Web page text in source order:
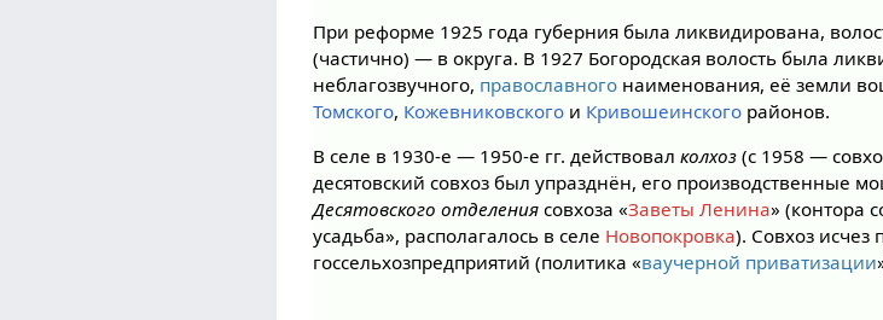
При реформе 1925 года губерния была ликвидирована,
(частично) — в округа. В 1927 Богородская волость была
неблагозвучного, православного наименования, её земли
Томского, Кожевниковского и Кривошеинского районов.
В селе в 1930-е — 1950-е гг. действовалколхоз (с 1958 —
десятовский совхоз был упразднён, его производственные
Десятовского отделения совхоза «Заветы Ленина» (контора
усадьба», располагалось в селе Новопокровка). Совхоз исчез
госсельхозпредприятий (политика «ваучерной приватизации